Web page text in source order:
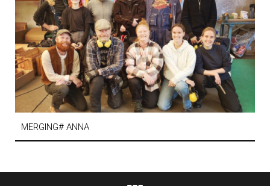
MERGING# ANNA